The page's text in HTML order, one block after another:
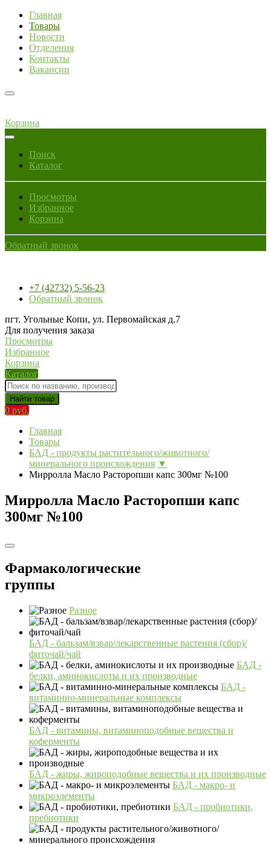
Главная
Товары
Новости
Отделения
Контакты
Вакансии
Корзина
Поиск
Каталог
Просмотры
Избранное
Корзина
Обратный звонок
+7 (42732) 5-56-23
Обратный звонок
пгт. Угольные Копи, ул. Первомайская д.7
Для получения заказа
Просмотры
Избранное
Корзина
Каталог
Найти товар
0 руб.
Главная
Товары
БАД - продукты растительного/животного/
минерального происхождения ▼
Мирролла Масло Расторопши капс 300мг №100
Мирролла Масло Расторопши капс
300мг №100
Фармакологические
группы
Разное
БАД - бальзам/взвар/лекарственные растения (сбор)/
фиточай/чай
БАД -
белки, аминокислоты и их производные
БАД -
витаминно-минеральные комплексы
БАД - витамины, витаминоподобные вещества и
коферменты
БАД - жиры, жироподобные вещества и их производные
БАД - макро- и
микроэлементы
БАД - пробиотики,
пребиотики